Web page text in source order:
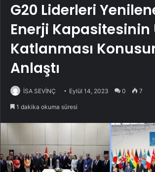
G20 Liderleri
Enerji Kapasitesinin
Katlanması
Anlaştı
İSA SEVİNÇ Eylül 14, 2023 0 7
1 dakika okuma süresi